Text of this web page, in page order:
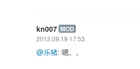
kn007 MOD
2012.09.19 17:53
@乐猪: 嗯。。